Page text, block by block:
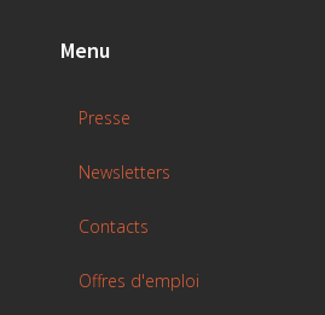
Menu
Presse
Newsletters
Contacts
Offres d'emploi